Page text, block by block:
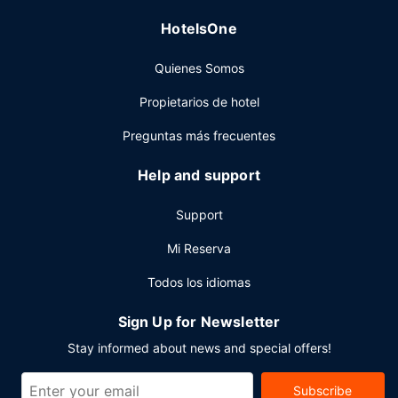
Tendrás una sala de ordenadores, check-out exprés y
en Long Beach? En este hotel tienes a tu disposición 4181
y 15 salas de reuniones. Hay un aparcamiento sin
asistencia (de pago) disponible.
HotelsOne
Quienes Somos
Propietarios de hotel
Preguntas más frecuentes
Help and support
Support
Mi Reserva
Todos los idiomas
Sign Up for Newsletter
Stay informed about news and special offers!
Subscribe